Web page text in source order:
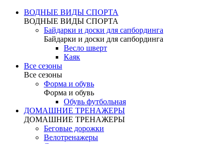
ВОДНЫЕ ВИДЫ СПОРТА
ВОДНЫЕ ВИДЫ СПОРТА
Байдарки и доски для сапбординга
Байдарки и доски для сапбординга
Весло шверт
Каяк
Все сезоны
Все сезоны
Форма и обувь
Форма и обувь
Обувь футбольная
ДОМАШНИЕ ТРЕНАЖЕРЫ
ДОМАШНИЕ ТРЕНАЖЕРЫ
Беговые дорожки
Велотренажеры